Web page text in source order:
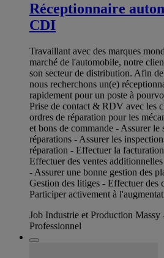
Réceptionnaire
CDI
Travaillant avec des marques
marché de l'automobile, notre
son secteur de distribution. Afin
nous recherchons un(e)
rapidement pour un poste à
Prise de contact & RDV avec les
ordres de réparation pour les
et bons de commande - Assurer le
réparations - Assurer les
réparation - Effectuer la
Effectuer des ventes
- Assurer une bonne gestion des
Gestion des litiges - Effectuer des
Participer activement à
Job Industrie et Production Massy
Professionnel